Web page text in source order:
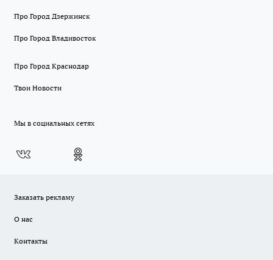
Про Город Дзержинск
Про Город Владивосток
Про Город Краснодар
Твои Новости
Мы в социальных сетях
Заказать рекламу
О нас
Контакты